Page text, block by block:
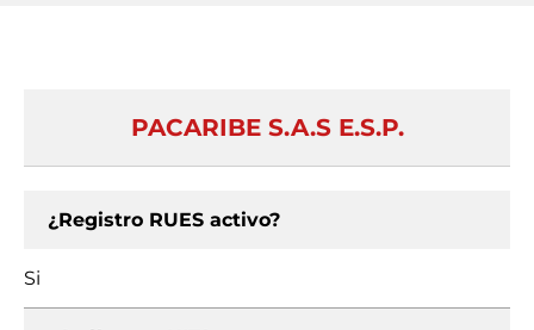
PACARIBE S.A.S E.S.P.
¿Registro RUES activo?
Si